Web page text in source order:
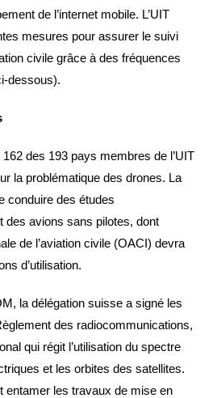
de l’internet mobile. L’UIT
mesures pour assurer le suivi
civile grâce à des fréquences
dessous).
des 193 pays membres de l’UIT
la problématique des drones. La
conduire des études
des avions sans pilotes, dont
de l’aviation civile (OACI) devra
d’utilisation.
la délégation suisse a signé les
des radiocommunications,
qui régit l’utilisation du spectre
et les orbites des satellites.
entamer les travaux de mise en